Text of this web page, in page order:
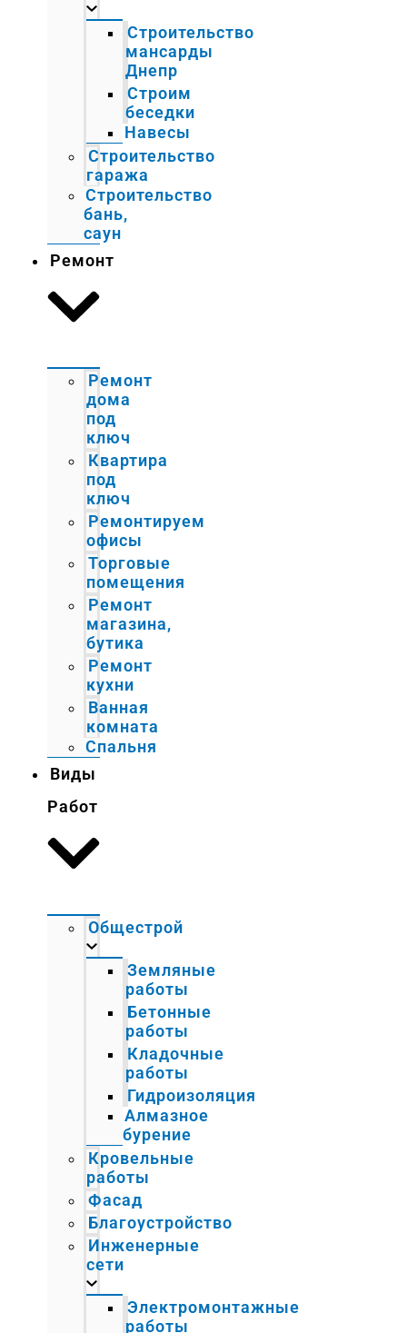
Строительство
мансарды
Днепр
Строим
беседки
Навесы
Строительство
гаража
Строительство
бань,
саун
Ремонт
Ремонт
дома
под
ключ
Квартира
под
ключ
Ремонтируем
офисы
Торговые
помещения
Ремонт
магазина,
бутика
Ремонт
кухни
Ванная
комната
Спальня
Виды
Работ
Общестрой
Земляные
работы
Бетонные
работы
Кладочные
работы
Гидроизоляция
Алмазное
бурение
Кровельные
работы
Фасад
Благоустройство
Инженерные
сети
Электромонтажные
работы